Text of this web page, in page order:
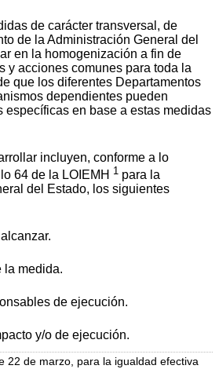
de carácter transversal, de
de la Administración General del
en la homogenización a fin de
y acciones comunes para toda la
que los diferentes Departamentos
dependientes pueden
específicas en base a estas medidas
incluyen, conforme a lo
64 de la LOIEMH 1 para la
del Estado, los siguientes
la medida.
de ejecución.
y/o de ejecución.
22 de marzo, para la igualdad efectiva